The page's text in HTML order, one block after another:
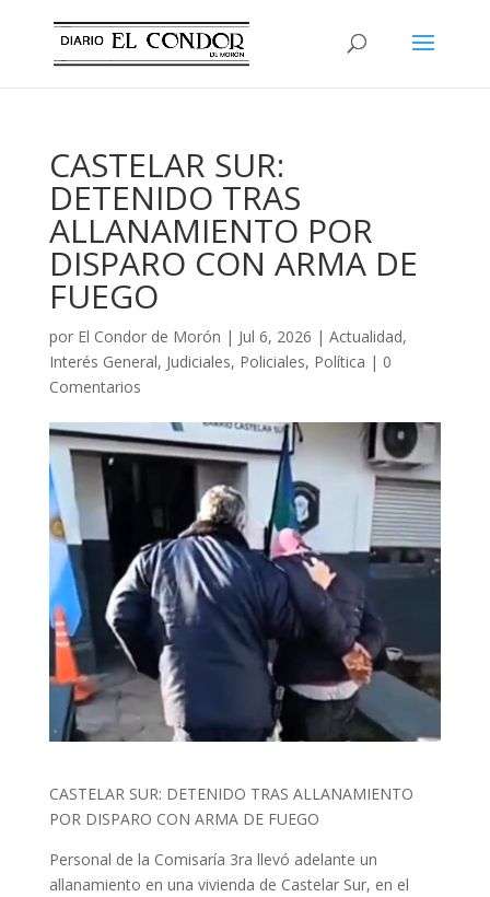
CASTELAR SUR:
DETENIDO TRAS
ALLANAMIENTO POR
DISPARO CON ARMA DE
FUEGO
por El Condor de Morón | Jul 6, 2026 | Actualidad,
Interés General, Judiciales, Policiales, Política | 0
Comentarios
CASTELAR SUR: DETENIDO TRAS ALLANAMIENTO
POR DISPARO CON ARMA DE FUEGO
Personal de la Comisaría 3ra llevó adelante un
allanamiento en una vivienda de Castelar Sur, en el